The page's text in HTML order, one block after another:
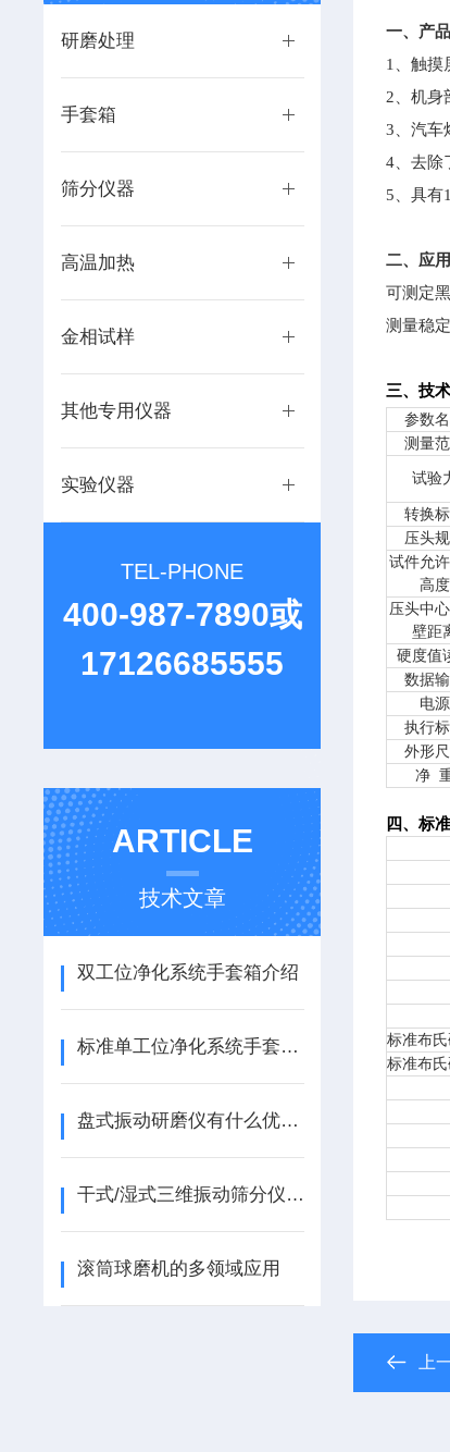
研磨处理
手套箱
筛分仪器
高温加热
金相试样
其他专用仪器
实验仪器
TEL-PHONE
400-987-7890或
17126685555
ARTICLE
技术文章
双工位净化系统手套箱介绍
标准单工位净化系统手套箱介绍
盘式振动研磨仪有什么优点？
干式/湿式三维振动筛分仪操作使用说明
滚筒球磨机的多领域应用
一、产
1、触摸
2、机身
3、汽车
4、去除
5、具有
二、应
可测定
测量稳定
三、技
参数
测量
试验
转换
压头
试件允
高度
压头中
壁距
硬度值
数据
电源
执行
外形
净
四、标
标准布
标准布
上